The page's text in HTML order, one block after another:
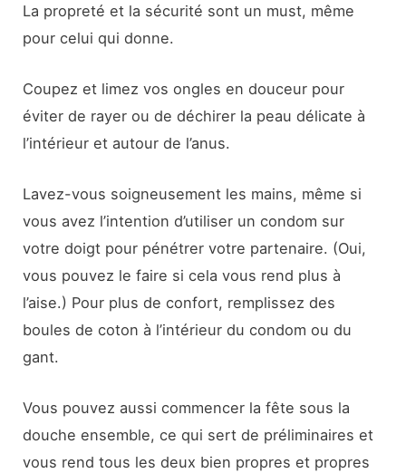
La propreté et la sécurité sont un must, même
pour celui qui donne.
Coupez et limez vos ongles en douceur pour
éviter de rayer ou de déchirer la peau délicate à
l’intérieur et autour de l’anus.
Lavez-vous soigneusement les mains, même si
vous avez l’intention d’utiliser un condom sur
votre doigt pour pénétrer votre partenaire. (Oui,
vous pouvez le faire si cela vous rend plus à
l’aise.) Pour plus de confort, remplissez des
boules de coton à l’intérieur du condom ou du
gant.
Vous pouvez aussi commencer la fête sous la
douche ensemble, ce qui sert de préliminaires et
vous rend tous les deux bien propres et propres